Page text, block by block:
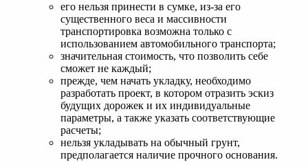
его нельзя принести в сумке, из-за его
существенного веса и массивности
транспортировка возможна только с
использованием автомобильного транспорта;
значительная стоимость, что позволить себе
сможет не каждый;
прежде, чем начать укладку, необходимо
разработать проект, в котором отразить эскиз
будущих дорожек и их индивидуальные
параметры, а также указать соответствующие
расчеты;
нельзя укладывать на обычный грунт,
предполагается наличие прочного основания.